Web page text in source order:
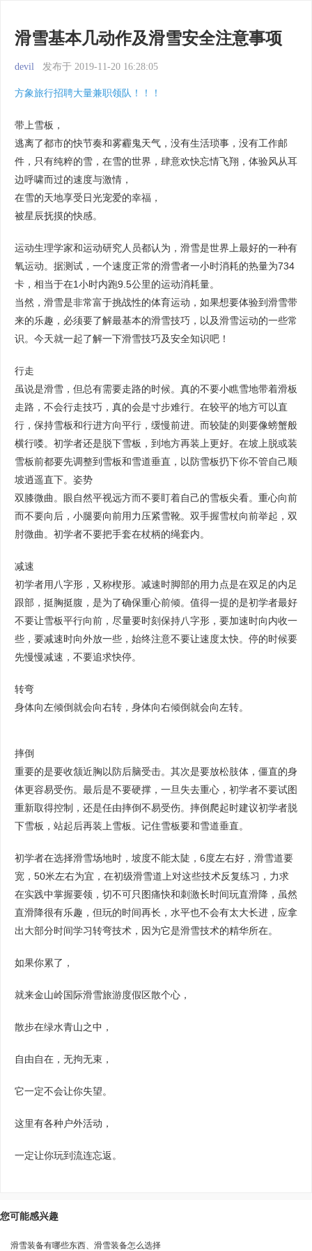
滑雪基本几动作及滑雪安全注意事项
devil 发布于 2019-11-20 16:28:05
方象旅行招聘大量兼职领队！！！
带上雪板，
逃离了都市的快节奏和雾霾鬼天气，没有生活琐事，没有工作邮
件，只有纯粹的雪，在雪的世界，肆意欢快忘情飞翔，体验风从耳
边呼啸而过的速度与激情，
在雪的天地享受日光宠爱的幸福，
被星辰抚摸的快感。
运动生理学家和运动研究人员都认为，滑雪是世界上最好的一种有
氧运动。据测试，一个速度正常的滑雪者一小时消耗的热量为734
卡，相当于在1小时内跑9.5公里的运动消耗量。
当然，滑雪是非常富于挑战性的体育运动，如果想要体验到滑雪带
来的乐趣，必须要了解最基本的滑雪技巧，以及滑雪运动的一些常
识。今天就一起了解一下滑雪技巧及安全知识吧！
行走
虽说是滑雪，但总有需要走路的时候。真的不要小瞧雪地带着滑板
走路，不会行走技巧，真的会是寸步难行。在较平的地方可以直
行，保持雪板和行进方向平行，缓慢前进。而较陡的则要像螃蟹般
横行喽。初学者还是脱下雪板，到地方再装上更好。在坡上脱或装
雪板前都要先调整到雪板和雪道垂直，以防雪板扔下你不管自己顺
坡逍遥直下。姿势
双膝微曲。眼自然平视远方而不要盯着自己的雪板尖看。重心向前
而不要向后，小腿要向前用力压紧雪靴。双手握雪杖向前举起，双
肘微曲。初学者不要把手套在杖柄的绳套内。
减速
初学者用八字形，又称楔形。减速时脚部的用力点是在双足的内足
跟部，挺胸挺腹，是为了确保重心前倾。值得一提的是初学者最好
不要让雪板平行向前，尽量要时刻保持八字形，要加速时向内收一
些，要减速时向外放一些，始终注意不要让速度太快。停的时候要
先慢慢减速，不要追求快停。
转弯
身体向左倾倒就会向右转，身体向右倾倒就会向左转。
摔倒
重要的是要收颔近胸以防后脑受击。其次是要放松肢体，僵直的身
体更容易受伤。最后是不要硬撑，一旦失去重心，初学者不要试图
重新取得控制，还是任由摔倒不易受伤。摔倒爬起时建议初学者脱
下雪板，站起后再装上雪板。记住雪板要和雪道垂直。
初学者在选择滑雪场地时，坡度不能太陡，6度左右好，滑雪道要
宽，50米左右为宜，在初级滑雪道上对这些技术反复练习，力求
在实践中掌握要领，切不可只图痛快和刺激长时间玩直滑降，虽然
直滑降很有乐趣，但玩的时间再长，水平也不会有太大长进，应拿
出大部分时间学习转弯技术，因为它是滑雪技术的精华所在。
如果你累了，
就来金山岭国际滑雪旅游度假区散个心，
散步在绿水青山之中，
自由自在，无拘无束，
它一定不会让你失望。
这里有各种户外活动，
一定让你玩到流连忘返。
您可能感兴趣
滑雪装备有哪些东西、滑雪装备怎么选择